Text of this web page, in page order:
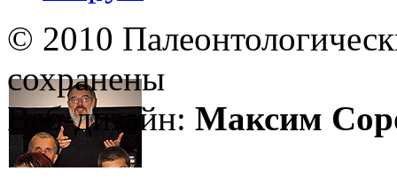
© 2010
сохранены
Веб-дизайн: Максим